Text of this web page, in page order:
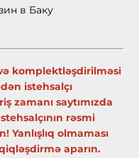
в Баку
komplektləşdirilməsi
istehsalçı
zamanı saytımızda
rəsmi
Yanlışlıq olmaması
aparın.